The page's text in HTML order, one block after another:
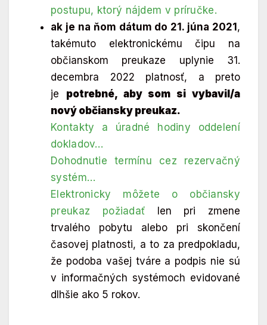
postupu, ktorý nájdem v príručke.
ak je na ňom dátum do 21. júna 2021,
takémuto elektronickému čipu na
občianskom preukaze uplynie 31.
decembra 2022 platnosť, a preto
je potrebné, aby som si vybavil/a
nový občiansky preukaz.
Kontakty a úradné hodiny oddelení
dokladov…
Dohodnutie termínu cez rezervačný
systém…
Elektronicky môžete o občiansky
preukaz požiadať len pri zmene
trvalého pobytu alebo pri skončení
časovej platnosti, a to za predpokladu,
že podoba vašej tváre a podpis nie sú
v informačných systémoch evidované
dlhšie ako 5 rokov.